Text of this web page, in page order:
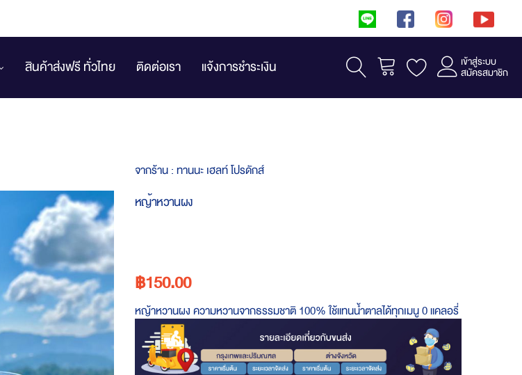
สินค้าส่งฟรี ทั่วไทย ติดต่อเรา แจ้งการชำระเงิน รถเข็น เข้าสู่ระบบ
สมัครสมาชิก
จากร้าน :ทานนะ เฮลท์ โปรดักส์
หญ้าหวานผง
฿150.00
หญ้าหวานผง ความหวานจากธรรมชาติ 100% ใช้แทนน้ำตาลได้ทุกเมนู 0 แคลอรี่